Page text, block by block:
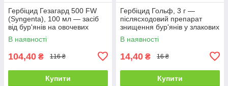
Гербіцид Гезагард 500 FW
(Syngenta), 100 мл — засіб
від бур'янів на овочевих
культурах
В наявності
104,40 ₴ 116 ₴
Купити
Гербіцид Гольф, 3 г —
післясходовий препарат
знищення бур'янів у злакових
і газонних посівах
В наявності
14,40 ₴ 16 ₴
Купити